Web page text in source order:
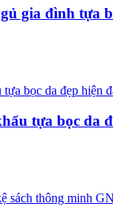
gia đình tựa
tựa bọc da